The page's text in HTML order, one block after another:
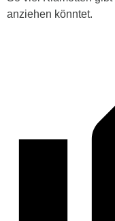
anziehen könntet.